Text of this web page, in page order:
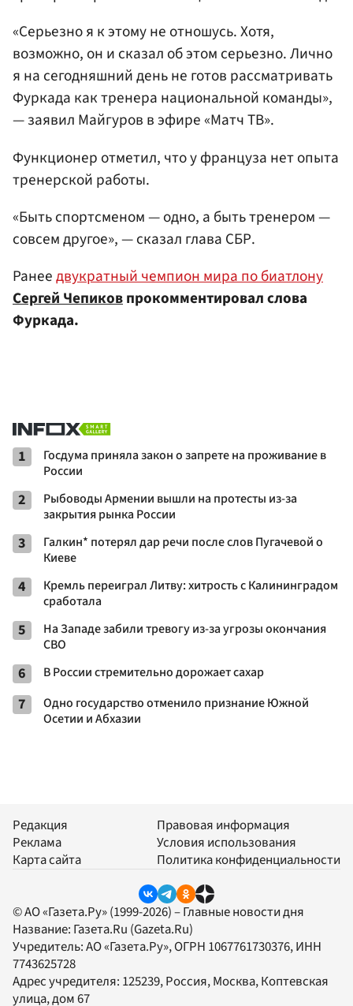
«Серьезно я к этому не отношусь. Хотя,
возможно, он и сказал об этом серьезно. Лично
я на сегодняшний день не готов рассматривать
Фуркада как тренера национальной команды»,
— заявил Майгуров в эфире «Матч ТВ».
Функционер отметил, что у француза нет опыта
тренерской работы.
«Быть спортсменом — одно, а быть тренером —
совсем другое», — сказал глава СБР.
Ранеедвукратный чемпион мира по биатлону
Сергей Чепиковпрокомментировал слова
Фуркада.
1
Госдума приняла закон о запрете на проживание в
России
2
Рыбоводы Армении вышли на протесты из-за
закрытия рынка России
3
Галкин* потерял дар речи после слов Пугачевой о
Киеве
4
Кремль переиграл Литву: хитрость с Калининградом
сработала
5
На Западе забили тревогу из-за угрозы окончания
СВО
6 В России стремительно дорожает сахар
7
Одно государство отменило признание Южной
Осетии и Абхазии
Редакция
Реклама
Карта сайта
Правовая информация
Условия использования
Политика конфиденциальности
© АО «Газета.Ру» (1999-2026) – Главные новости дня
Название: Газета.Ru (Gazeta.Ru)
Учредитель:АО «Газета.Ру», ОГРН 1067761730376, ИНН
7743625728
Адрес учредителя: 125239, Россия, Москва, Коптевская
улица, дом 67